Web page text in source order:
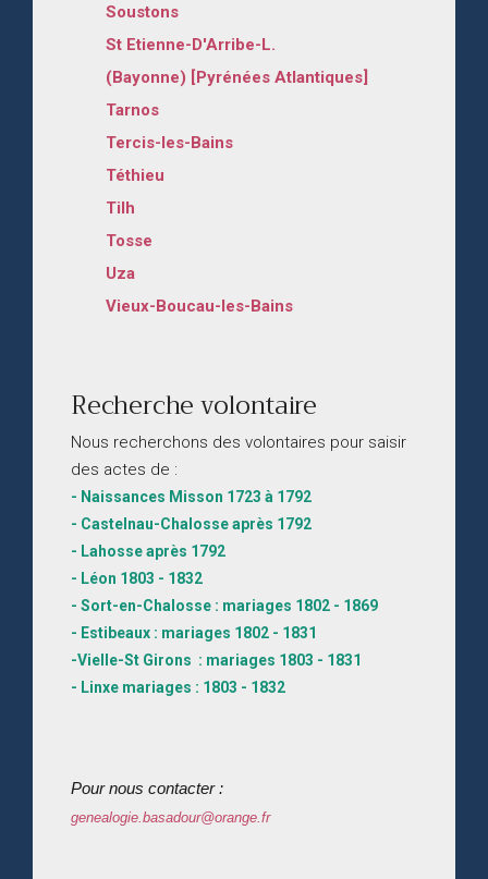
Soustons
St Etienne-D'Arribe-L.
(Bayonne) [Pyrénées Atlantiques]
Tarnos
Tercis-les-Bains
Téthieu
Tilh
Tosse
Uza
Vieux-Boucau-les-Bains
Recherche volontaire
Nous recherchons des volontaires pour saisir
des actes de :
- Naissances Misson 1723 à 1792
- Castelnau-Chalosse après 1792
- Lahosse après 1792
- Léon 1803 - 1832
- Sort-en-Chalosse : mariages 1802 - 1869
- Estibeaux : mariages 1802 - 1831
-Vielle-St Girons : mariages 1803 - 1831
- Linxe mariages : 1803 - 1832
Pour nous contacter :
genealogie.basadour@orange.fr